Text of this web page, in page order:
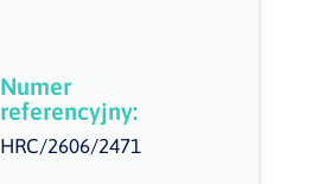
Numer
referencyjny:
HRC/2606/2471